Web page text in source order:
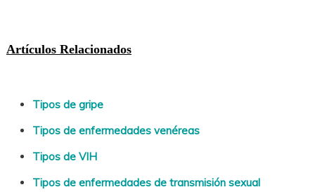
Artículos Relacionados
Tipos de gripe
Tipos de enfermedades venéreas
Tipos de VIH
Tipos de enfermedades de transmisión sexual